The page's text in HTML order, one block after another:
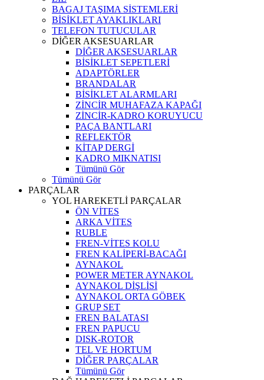
BAGAJ TAŞIMA SİSTEMLERİ
BİSİKLET AYAKLIKLARI
TELEFON TUTUCULAR
DİĞER AKSESUARLAR
DİĞER AKSESUARLAR
BİSİKLET SEPETLERİ
ADAPTÖRLER
BRANDALAR
BİSİKLET ALARMLARI
ZİNCİR MUHAFAZA KAPAĞI
ZİNCİR-KADRO KORUYUCU
PAÇA BANTLARI
REFLEKTÖR
KİTAP DERGİ
KADRO MIKNATISI
Tümünü Gör
Tümünü Gör
PARÇALAR
YOL HAREKETLİ PARÇALAR
ÖN VİTES
ARKA VİTES
RUBLE
FREN-VİTES KOLU
FREN KALİPERİ-BACAĞI
AYNAKOL
POWER METER AYNAKOL
AYNAKOL DİŞLİSİ
AYNAKOL ORTA GÖBEK
GRUP SET
FREN BALATASI
FREN PAPUCU
DISK-ROTOR
TEL VE HORTUM
DİĞER PARÇALAR
Tümünü Gör